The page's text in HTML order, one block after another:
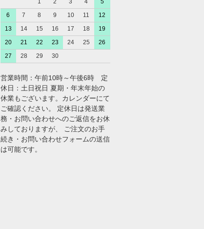
1
2 3 4
5
6
7 8 9 10 11
12
13
14 15 16 17 18
19
20
21 22 23 24 25
26
27
28 29 30
営業時間：午前10時～午後6時 定
休日：土日祝日 夏期・年末年始の
休業もございます。カレンダーにて
ご確認ください。 定休日は発送業
務・お問い合わせへのご返信をお休
みしておりますが、 ご注文のお手
続き・お問い合わせフォームの送信
は可能です。